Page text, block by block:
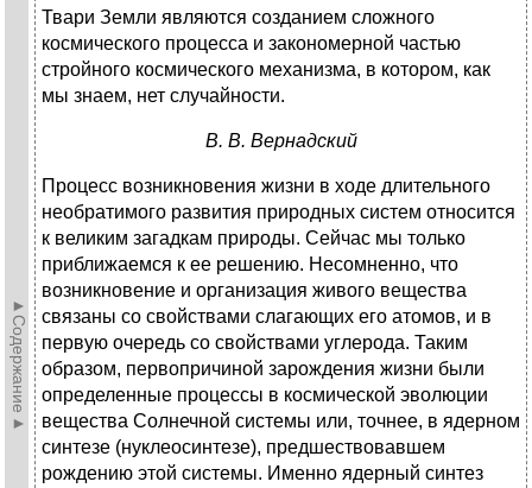
►Содержание►
Твари Земли являются созданием сложного
космического процесса и закономерной частью
стройного космического механизма, в котором, как
мы знаем, нет случайности.
В. В. Вернадский
Процесс возникновения жизни в ходе длительного
необратимого развития природных систем относится
к великим загадкам природы. Сейчас мы только
приближаемся к ее решению. Несомненно, что
возникновение и организация живого вещества
связаны со свойствами слагающих его атомов, и в
первую очередь со свойствами углерода. Таким
образом, первопричиной зарождения жизни были
определенные процессы в космической эволюции
вещества Солнечной системы или, точнее, в ядерном
синтезе (нуклеосинтезе), предшествовавшем
рождению этой системы. Именно ядерный синтез